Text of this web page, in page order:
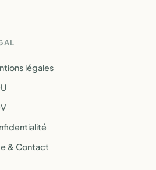
légales
& Contact